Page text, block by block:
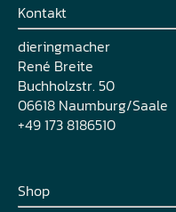
Kontakt
dieringmacher
René Breite
Buchholzstr. 50
06618 Naumburg/Saale
+49 173 8186510
Shop